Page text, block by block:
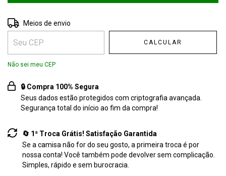
Entregas para o CEP:
Meios de envio
CALCULAR
Não sei meu CEP
🔒 Compra 100% Segura
Seus dados estão protegidos com criptografia avançada.
Segurança total do início ao fim da compra!
🔄 1ª Troca Grátis! Satisfação Garantida
Se a camisa não for do seu gosto, a primeira troca é por
nossa conta! Você também pode devolver sem complicação.
Simples, rápido e sem burocracia.